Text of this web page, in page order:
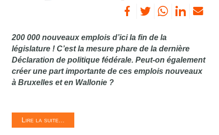
200 000 nouveaux emplois d’ici la fin de la
législature ! C’est la mesure phare de la dernière
Déclaration de politique fédérale. Peut-on également
créer une part importante de ces emplois nouveaux
à Bruxelles et en Wallonie ?
Lire la suite...